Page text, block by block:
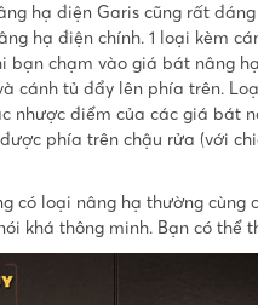
hạ điện Garis cũng rất
hạ điện chính. 1 loại kèm
bạn chạm vào giá bát nâng
cánh tủ đẩy lên phía trên.
nhược điểm của các giá bát
phía trên chậu rửa (với
có loại nâng hạ thường cùng
khá thông minh. Bạn có thể